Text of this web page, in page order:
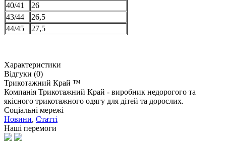
40/41
26
43/44
26,5
44/45
27,5
Характеристики
Відгуки (0)
Трикотажний Край ™
Компанія Трикотажний Край - виробник недорогого та
якісного трикотажного одягу для дітей та дорослих.
Соціальні мережі
Новини, Статті
Наші перемоги